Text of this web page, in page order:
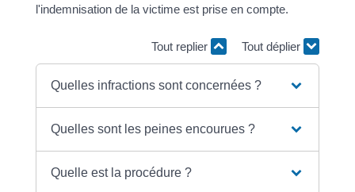
l'indemnisation de la victime est prise en compte.
Tout replier Tout déplier
Quelles infractions sont concernées ?
Quelles sont les peines encourues ?
Quelle est la procédure ?